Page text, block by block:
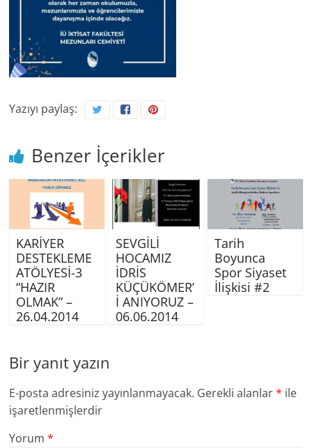
Yazıyı paylaş:
Benzer İçerikler
KARİYER
DESTEKLEME
ATÖLYESİ-3
“HAZIR
OLMAK” –
26.04.2014
SEVGİLİ
HOCAMIZ
İDRİS
KÜÇÜKÖMER’
İ ANIYORUZ –
06.06.2014
Tarih
Boyunca
Spor Siyaset
İlişkisi #2
Bir yanıt yazın
E-posta adresiniz yayınlanmayacak. Gerekli alanlar* ile
işaretlenmişlerdir
Yorum*